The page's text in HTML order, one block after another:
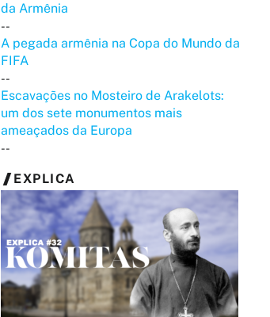
da Armênia
--
A pegada armênia na Copa do Mundo da
FIFA
--
Escavações no Mosteiro de Arakelots:
um dos sete monumentos mais
ameaçados da Europa
--
EXPLICA